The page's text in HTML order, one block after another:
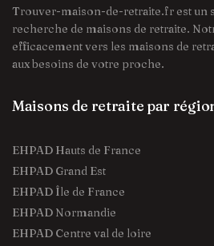
Trouver-maison-de-retraite.fr est un
recherche de maisons de retraite.
efficacement vers les maisons de
aux besoins de votre proche.
Maisons de retraite par
EHPAD Hauts de France
EHPAD Grand Est
EHPAD Île de France
EHPAD Normandie
EHPAD Centre val de loire